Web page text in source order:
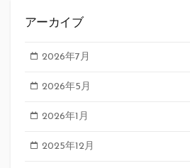
アーカイブ
2026年7月
2026年5月
2026年1月
2025年12月